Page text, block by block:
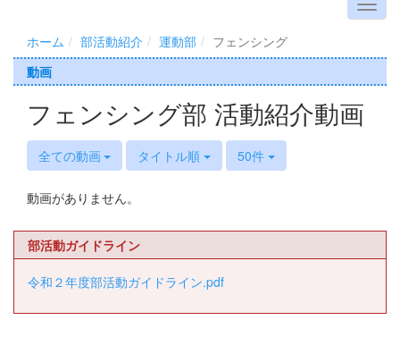
ホーム 部活動紹介 運動部
フェンシング
動画
フェンシング部 活動紹介動画
全ての動画 タイトル順 50件
動画がありません。
部活動ガイドライン
令和２年度部活動ガイドライン.pdf